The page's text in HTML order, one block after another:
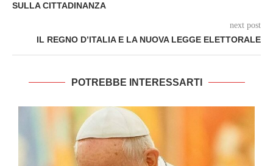
SULLA CITTADINANZA
next post
IL REGNO D’ITALIA E LA NUOVA LEGGE ELETTORALE
POTREBBE INTERESSARTI